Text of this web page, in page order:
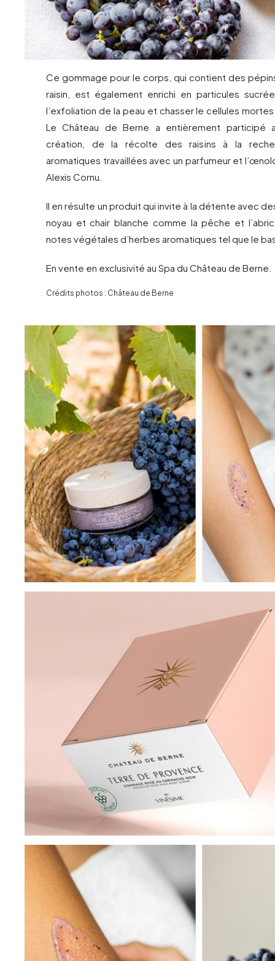
Ce gommage pour le corps, qui contient des
raisin, est également enrichi en particules
l’exfoliation de la peau et chasser le cellules
Le Château de Berne a entièrement participé
création, de la récolte des raisins à la
aromatiques travaillées avec un parfumeur et
Alexis Cornu.
Il en résulte un produit qui invite à la détente avec
noyau et chair blanche comme la pêche et
notes végétales d’herbes aromatiques tel que le
En vente en exclusivité au Spa du Château de Berne.
Crédits photos : Château de Berne